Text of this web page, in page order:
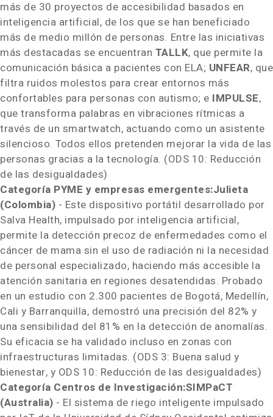
más de 30 proyectos de accesibilidad basados en
inteligencia artificial, de los que se han beneficiado
más de medio millón de personas. Entre las iniciativas
más destacadas se encuentran TALLK, que permite la
comunicación básica a pacientes con ELA; UNFEAR, que
filtra ruidos molestos para crear entornos más
confortables para personas con autismo; e IMPULSE,
que transforma palabras en vibraciones rítmicas a
través de un smartwatch, actuando como un asistente
silencioso. Todos ellos pretenden mejorar la vida de las
personas gracias a la tecnología. (ODS 10: Reducción
de las desigualdades)
Categoría PYME y empresas emergentes:Julieta
(Colombia) - Este dispositivo portátil desarrollado por
Salva Health, impulsado por inteligencia artificial,
permite la detección precoz de enfermedades como el
cáncer de mama sin el uso de radiación ni la necesidad
de personal especializado, haciendo más accesible la
atención sanitaria en regiones desatendidas. Probado
en un estudio con 2.300 pacientes de Bogotá, Medellín,
Cali y Barranquilla, demostró una precisión del 82% y
una sensibilidad del 81% en la detección de anomalías.
Su eficacia se ha validado incluso en zonas con
infraestructuras limitadas. (ODS 3: Buena salud y
bienestar, y ODS 10: Reducción de las desigualdades)
Categoría Centros de Investigación:SIMPaCT
(Australia) - El sistema de riego inteligente impulsado